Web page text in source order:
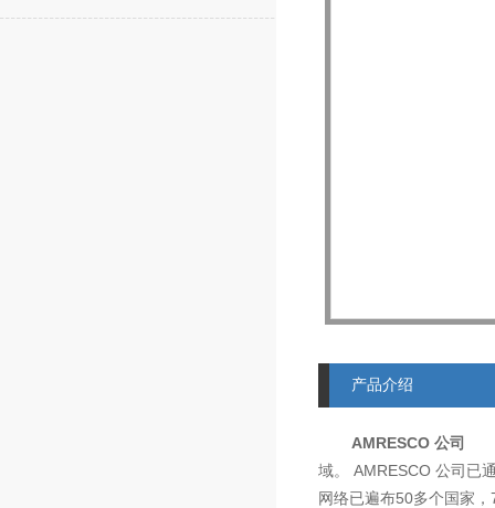
产品介绍
AMRESCO 公司
域。 AMRESCO 公司已
网络已遍布50多个国家，